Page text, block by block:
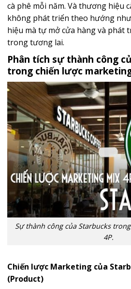
cà phê mỗi năm. Và thương hiệu
không phát triển theo hướng
hiệu mà tự mở cửa hàng và phát
trong tương lai.
Phân tích sự thành công
trong chiến lược
Sự thành công của Starbucks
4P.
Chiến lược Marketing của
(Product)